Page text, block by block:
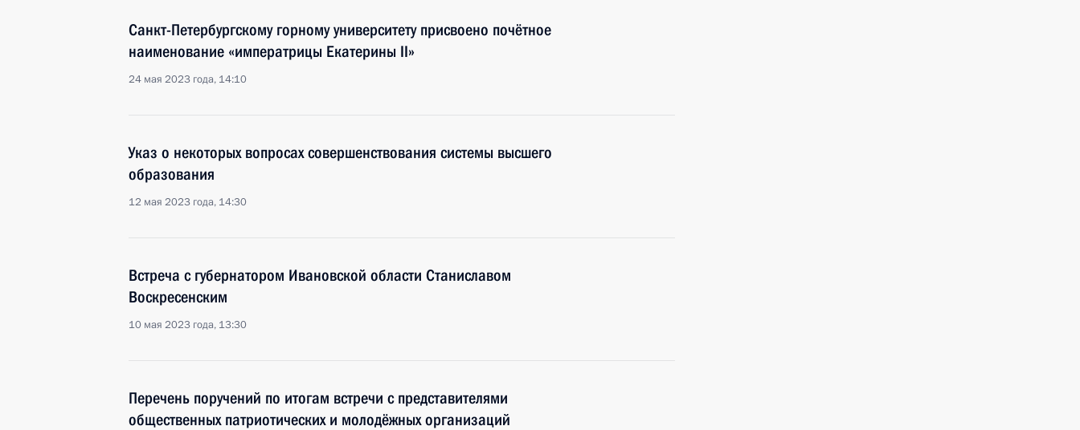
Санкт-Петербургскому горному университету присвоено почётное
наименование «императрицы Екатерины II»
24 мая 2023 года, 14:10
Указ о некоторых вопросах совершенствования системы высшего
образования
12 мая 2023 года, 14:30
Встреча с губернатором Ивановской области Станиславом
Воскресенским
10 мая 2023 года, 13:30
Перечень поручений по итогам встречи с представителями
общественных патриотических и молодёжных организаций